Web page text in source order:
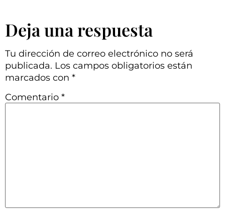
Deja una respuesta
Tu dirección de correo electrónico no será
publicada. Los campos obligatorios están
marcados con *
Comentario *